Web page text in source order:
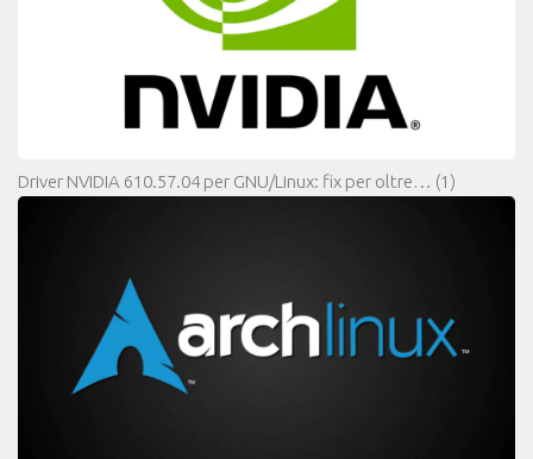
Driver NVIDIA 610.57.04 per GNU/Linux: fix per oltre… (1)